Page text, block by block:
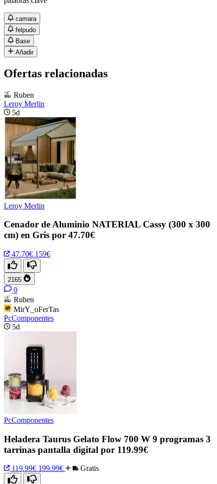
camara
felpudo
Base
Añadir
Ofertas relacionadas
Ruben
Leroy Merlin
5d
Leroy Merlin
Cenador de Aluminio NATERIAL Cassy (300 x 300
cm) en Gris por 47.70€
47.70€ 159€
2165
0
Ruben
MirY_oFerTas
PcComponentes
5d
PcComponentes
Heladera Taurus Gelato Flow 700 W 9 programas 3
tarrinas pantalla digital por 119.99€
119.99€ 199.99€ Gratis